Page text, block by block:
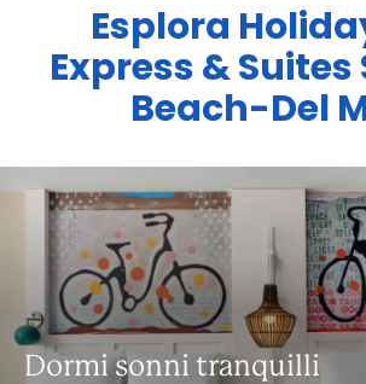
Esplora
Express & Suites
Beach-Del
Dormi sonni tranquilli